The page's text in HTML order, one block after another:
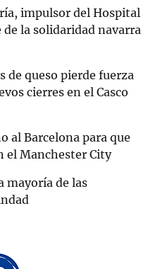
impulsor del Hospital
la solidaridad navarra
de queso pierde fuerza
cierres en el Casco
al Barcelona para que
el Manchester City
mayoría de las